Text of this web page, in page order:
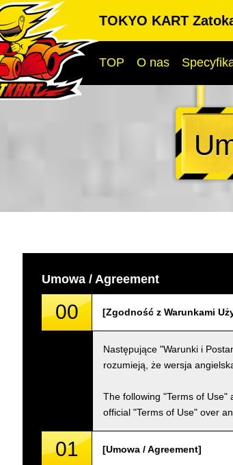
TOKYO KART
TOP O nas
Umowa / Agreement
00 [Zgodność z Warunkami
Następujące "Warunki i
rozumieją, że wersja
The following "Terms of Use"
official "Terms of Use" over
01 [Umowa / Agreement]